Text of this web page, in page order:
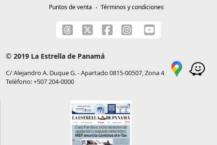
Puntos de venta
Términos y condiciones
© 2019 La Estrella de Panamá
C/ Alejandro A. Duque G. - Apartado 0815-00507, Zona 4
Teléfono: +507 204-0000